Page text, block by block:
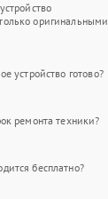
оригинальными
устройство готово?
ремонта техники?
бесплатно?